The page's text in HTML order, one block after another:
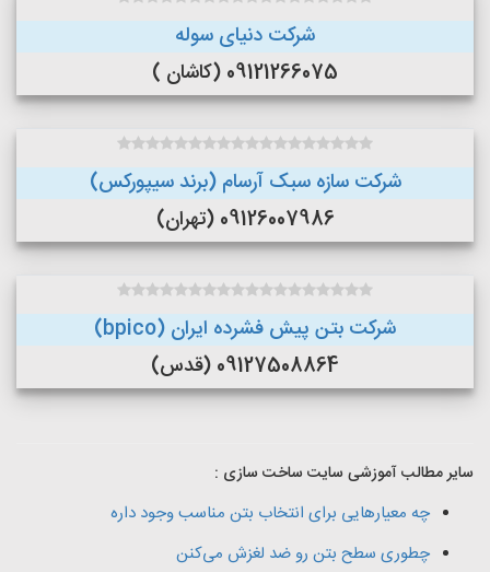
شرکت دنیای سوله
09121266075 (کاشان )
شرکت سازه سبک آرسام (برند سیپورکس)
09126007986 (تهران)
شرکت بتن پیش فشرده ایران (bpico)
09127508864 (قدس)
سایر مطالب آموزشی سایت ساخت سازی :
چه معیارهایی برای انتخاب بتن مناسب وجود داره
چطوری سطح بتن رو ضد لغزش می‌کنن